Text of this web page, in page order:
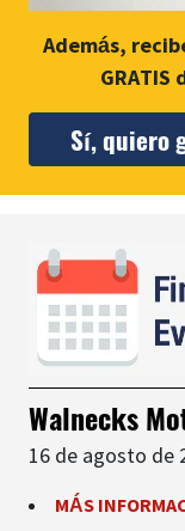
Además,
Sí, quiero
Walnecks
16 de agosto de
MÁS